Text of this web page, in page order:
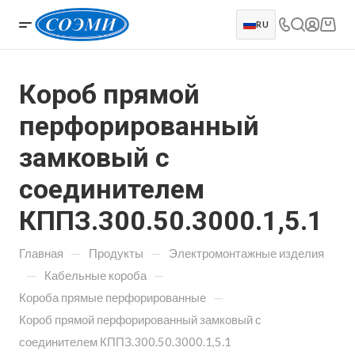
RU
Короб прямой
перфорированный
замковый с
соединителем
КППЗ.300.50.3000.1,5.1
Главная — Продукты — Электромонтажные изделия
— Кабельные короба —
Короба прямые перфорированные —
Короб прямой перфорированный замковый с
соединителем КППЗ.300.50.3000.1,5.1